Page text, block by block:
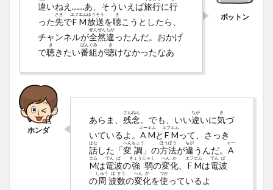
違いねえ……あ、そういえば旅行に行
った先
さき
でF
エフ
M
エム
放
ほう
送
そう
を聴
き
こうとしたら、
チャンネルが全
ぜん
然
ぜん
違
ちが
ったんだ。おかげ
で聴
き
きたい番
ばん
組
ぐみ
が聴
き
けなかったなあ
あらま、 残
ざん
念
ねん
。でも、いい違
ちが
いに気
き
づ
いているよ。 A
エー
M
エム
と F
エフ
M
エム
って、さっき
話
はな
した「変
へん
調
ちょう
」の方
ほう
法
ほう
が違
ちが
うんだ。 A
エー
M
エム
は電
でん
波
ぱ
の強
きょう
弱
じゃく
の変
へん
化
か
F
エフ
M
エム
は電
でん
波
ぱ
の周
しゅう
波
は
数
すう
の変
へん
化
か
を使
つか
っているよ